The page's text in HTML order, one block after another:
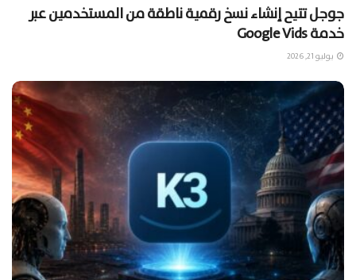
جوجل تتيح إنشاء نسخ رقمية ناطقة من المستخدمين عبر
خدمة Google Vids
يوليو 21, 2026